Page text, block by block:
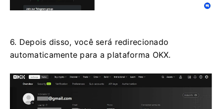
6. Depois disso, você será redirecionado
automaticamente para a plataforma OKX.